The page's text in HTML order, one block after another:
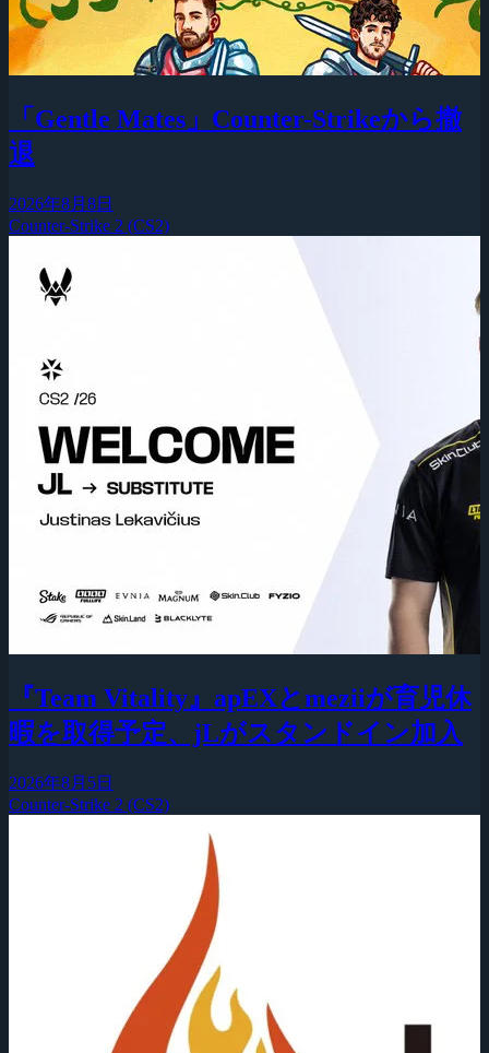
「Gentle Mates」Counter-Strikeから撤
退
2026年8月8日
Counter-Strike 2 (CS2)
『Team Vitality』apEXとmeziiが育児休
暇を取得予定、jLがスタンドイン加入
2026年8月5日
Counter-Strike 2 (CS2)